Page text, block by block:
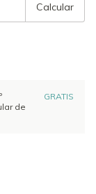
Calcular
de
GRATIS